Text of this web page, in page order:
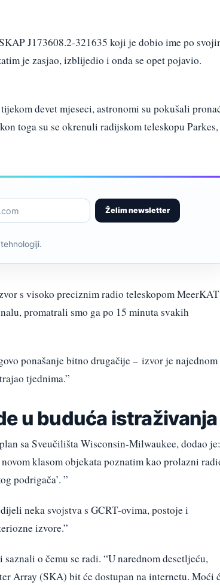
J173608.2-321635 koji je dobio ime po
je zasjao, izblijedio i onda se opet pojavio.
devet mjeseci, astronomi su pokušali
toga su se okrenuli radijskom teleskopu Parkes,
Želim newsletter
s visoko preciznim radio teleskopom
promatrali smo ga po 15 minuta svakih
ponašanje bitno drugačije – izvor je najednom
tjednima.”
u buduća istraživanja
sa Sveučilišta Wisconsin-Milwaukee, dodao je:
klasom objekata poznatim kao prolazni
podrigača’. ”
neka svojstva s GCRT-ovima, postoje i
izvore.”
o čemu se radi. “U narednom desetljeću,
Array (SKA) bit će dostupan na internetu. Moći